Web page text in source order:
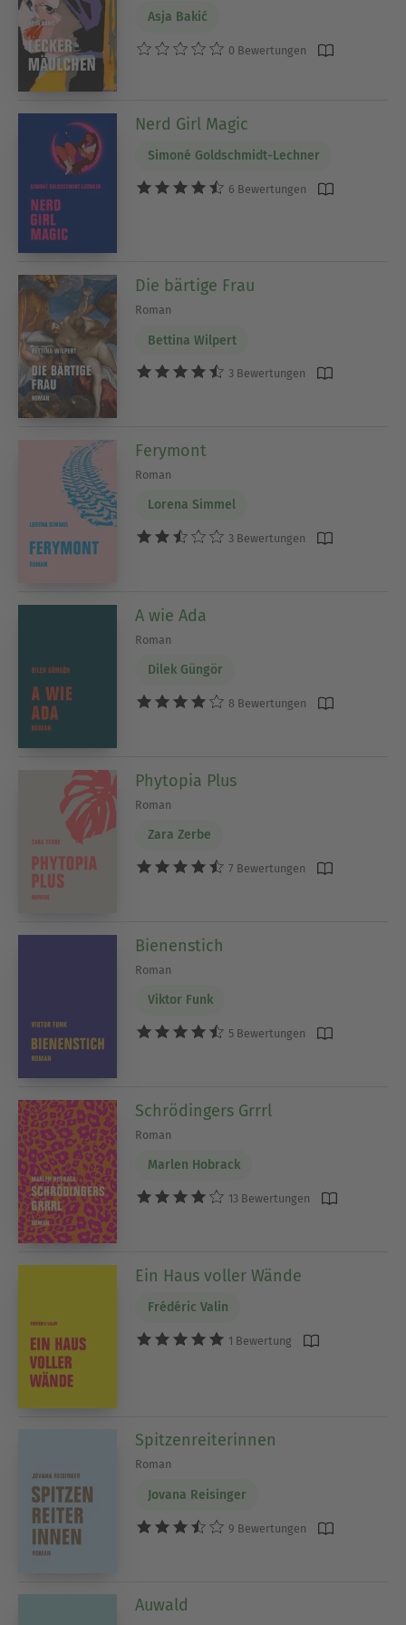
Asja Bakić
0 Bewertungen
Nerd Girl Magic
Simoné Goldschmidt-Lechner
6 Bewertungen
Die bärtige Frau
Roman
Bettina Wilpert
3 Bewertungen
Ferymont
Roman
Lorena Simmel
3 Bewertungen
A wie Ada
Roman
Dilek Güngör
8 Bewertungen
Phytopia Plus
Roman
Zara Zerbe
7 Bewertungen
Bienenstich
Roman
Viktor Funk
5 Bewertungen
Schrödingers Grrrl
Roman
Marlen Hobrack
13 Bewertungen
Ein Haus voller Wände
Frédéric Valin
1 Bewertung
Spitzenreiterinnen
Roman
Jovana Reisinger
9 Bewertungen
Auwald